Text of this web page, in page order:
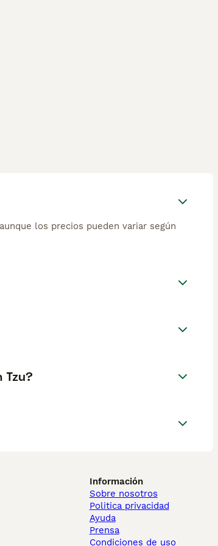
los precios pueden variar según
Información
Sobre nosotros
Politica privacidad
Ayuda
Prensa
Condiciones de uso